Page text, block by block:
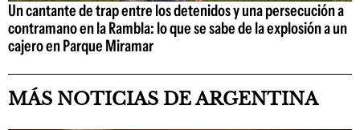
Un cantante de trap entre los detenidos y una persecución a
contramano en la Rambla: lo que se sabe de la explosión a un
cajero en Parque Miramar
MÁS NOTICIAS DE ARGENTINA